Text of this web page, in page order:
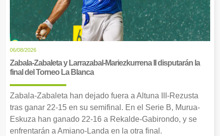
06/08/2026
Zabala-Zabaleta y Larrazabal-Mariezkurrena II disputarán la
final del Torneo La Blanca
Zabala-Zabaleta han dejado fuera a Altuna III-Rezusta
tras ganar 22-15 en su semifinal. En el Serie B, Murua-
Eskuza han ganado 22-16 a Rekalde-Gabirondo, y se
enfrentarán a Amiano-Landa en la otra final.